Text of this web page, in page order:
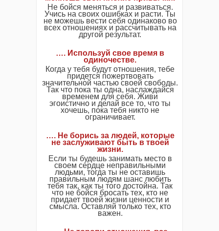
Не бойся меняться и развиваться.
Учись на своих ошибках и расти. Ты
не можешь вести себя одинаково во
всех отношениях и рассчитывать на
другой результат.
…. Используй свое время в
одиночестве.
Когда у тебя будут отношения, тебе
придется пожертвовать
значительной частью своей свободы.
Так что пока ты одна, наслаждайся
временем для себя. Живи
эгоистично и делай все то, что ты
хочешь, пока тебя никто не
ограничивает.
…. Не борись за людей, которые
не заслуживают быть в твоей
жизни.
Если ты будешь занимать место в
своем сердце неправильными
людьми, тогда ты не оставишь
правильным людям шанс любить
тебя так, как ты того достойна. Так
что не бойся бросать тех, кто не
придает твоей жизни ценности и
смысла. Оставляй только тех, кто
важен.